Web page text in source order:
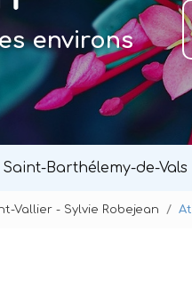
environs
Saint-Barthélemy-de-Vals
Vallier - Sylvie Robejean